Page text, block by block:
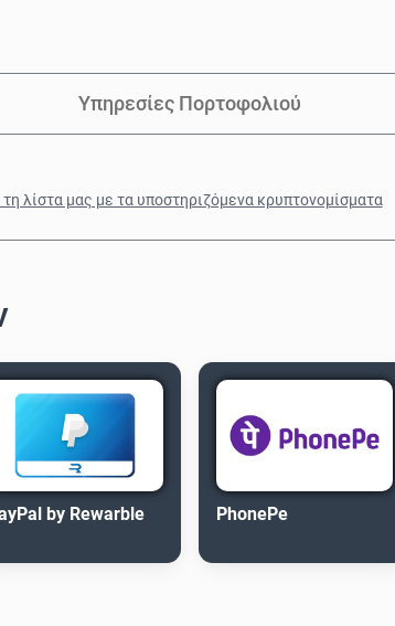
Υπηρεσίες Πορτοφολιού
λίστα μας με τα υποστηριζόμενα κρυπτονομίσματα
by Rewarble PhonePe